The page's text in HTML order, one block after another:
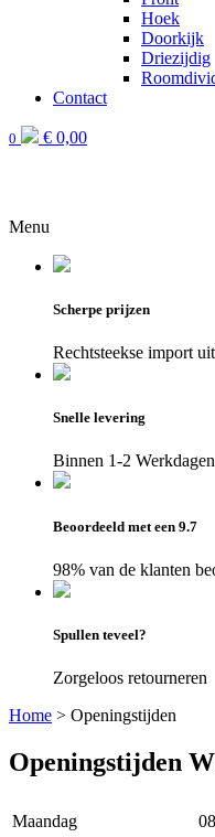
Hoek
Doorkijk
Driezijdig
Contact
0 € 0,00
Menu
Scherpe prijzen
Rechtsteekse import
Snelle levering
Binnen 1-2
Beoordeeld met een 9.7
98% van de klanten
Spullen teveel?
Zorgeloos retourneren
Home > Openingstijden
Openingstijden
Maandag